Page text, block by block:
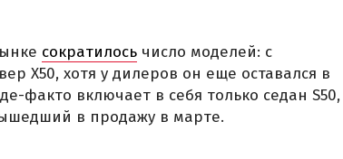
сократилось число моделей: с
X50, хотя у дилеров он еще оставался в
факто включает в себя только седан S50,
в продажу в марте.